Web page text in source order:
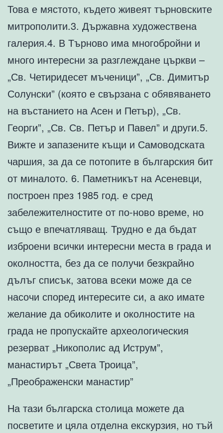
Това е мястото, където живеят търновските
митрополити.3. Държавна художествена
галерия.4. В Търново има многобройни и
много интересни за разглеждане църкви –
„Св. Четиридесет мъченици”, „Св. Димитър
Солунски” (която е свързана с обявяването
на въстанието на Асен и Петър), „Св.
Георги”, „Св. Св. Петър и Павел” и други.5.
Вижте и запазените къщи и Самоводската
чаршия, за да се потопите в българския бит
от миналото. 6. Паметникът на Асеневци,
построен през 1985 год. е сред
забележителностите от по-ново време, но
също е впечатляващ. Трудно е да бъдат
изброени всички интересни места в града и
околността, без да се получи безкрайно
дълъг списък, затова всеки може да се
насочи според интересите си, а ако имате
желание да обиколите и околностите на
града не пропускайте археологическия
резерват „Никополис ад Иструм”,
манастирът „Света Троица”,
„Преображенски манастир”
На тази българска столица можете да
посветите и цяла отделна екскурзия, но тъй